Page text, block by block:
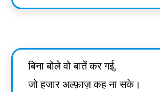
बिना बोले वो बातें कर गई,
जो हजार अल्फ़ाज़ कह ना सके।